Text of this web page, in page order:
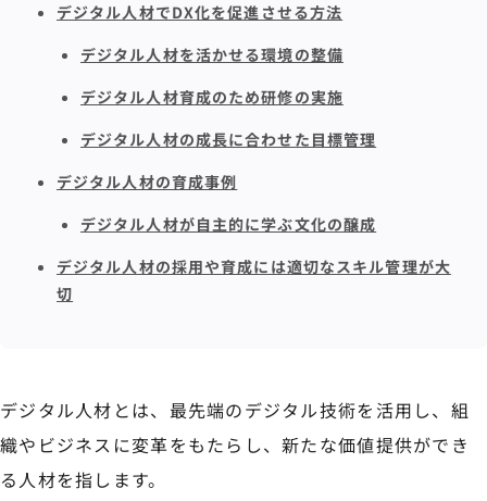
デジタル人材でDX化を促進させる方法
デジタル人材を活かせる環境の整備
デジタル人材育成のため研修の実施
デジタル人材の成長に合わせた目標管理
デジタル人材の育成事例
デジタル人材が自主的に学ぶ文化の醸成
デジタル人材の採用や育成には適切なスキル管理が大
切
デジタル人材とは、最先端のデジタル技術を活用し、組
織やビジネスに変革をもたらし、新たな価値提供ができ
る人材を指します。